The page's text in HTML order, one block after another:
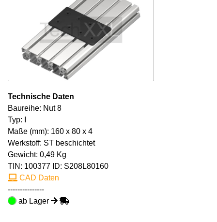
Technische Daten
Baureihe: Nut 8
Typ: I
Maße (mm): 160 x 80 x 4
Werkstoff: ST beschichtet
Gewicht: 0,49 Kg
TIN: 100377 ID: S208L80160
CAD Daten
---------------
ab Lager